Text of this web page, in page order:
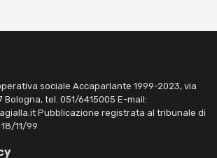
sociale Accaparlante 1999-2023, via
Bologna, tel. 051/6415005 E-mail:
Pubblicazione registrata al tribunale di
11/99